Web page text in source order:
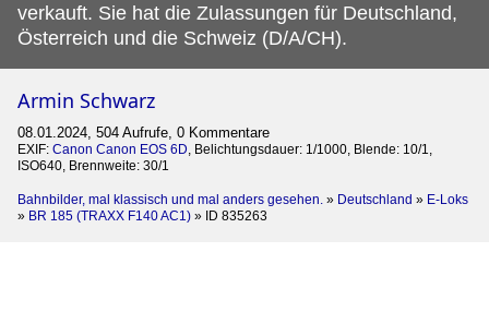
verkauft. Sie hat die Zulassungen für Deutschland,
Österreich und die Schweiz (D/A/CH).
Armin Schwarz
08.01.2024, 504 Aufrufe, 0 Kommentare
EXIF: Canon Canon EOS 6D , Belichtungsdauer: 1/1000, Blende: 10/1,
ISO640, Brennweite: 30/1
Bahnbilder, mal klassisch und mal anders gesehen. » Deutschland » E-Loks
» BR 185 (TRAXX F140 AC1) » ID 835263